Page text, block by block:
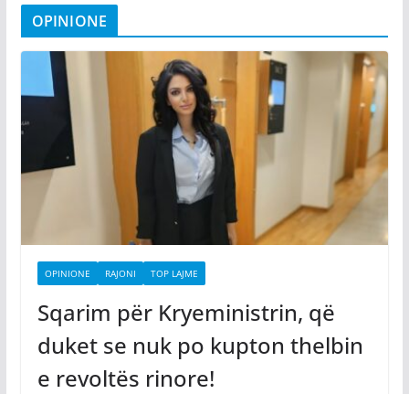
OPINIONE
OPINIONE RAJONI TOP LAJME
Sqarim për Kryeministrin, që
duket se nuk po kupton thelbin
e revoltës rinore!